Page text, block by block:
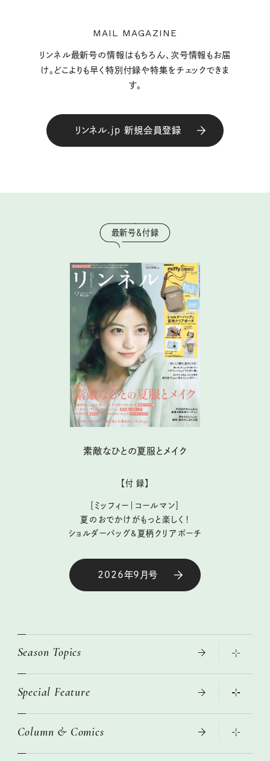
MAIL MAGAZINE
リンネル最新号の情報はもちろん、次号情報もお届
け。どこよりも早く特別付録や特集をチェックできま
す。
リンネル.jp 新規会員登録
最新号＆付録
素敵なひとの夏服とメイク
【付 録】
［ミッフィー｜コールマン］
夏のおでかけがもっと楽しく！
ショルダーバッグ&夏柄クリアポーチ
2026年9月号
Season Topics
大人のリュック探し 2026SS
この春ほしい大人のスニーカー 2026春夏
Special Feature
2026年春夏 トレンドファッションニュース
Column & Comics